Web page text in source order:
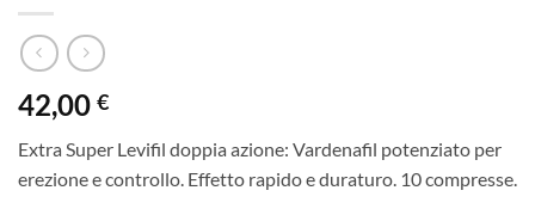
42,00 €
Extra Super Levifil doppia azione: Vardenafil potenziato per
erezione e controllo. Effetto rapido e duraturo. 10 compresse.